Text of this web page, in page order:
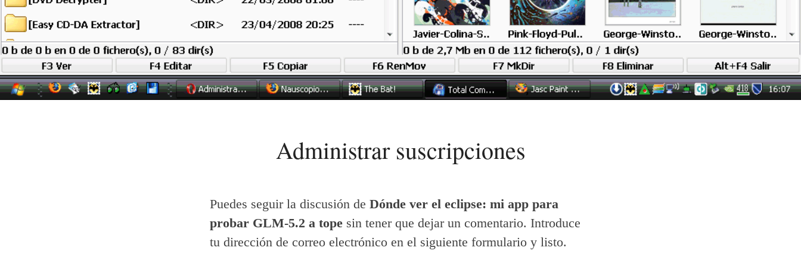
Administrar suscripciones
Puedes seguir la discusión de Dónde ver el eclipse: mi app para
probar GLM-5.2 a tope sin tener que dejar un comentario. Introduce
tu dirección de correo electrónico en el siguiente formulario y listo.